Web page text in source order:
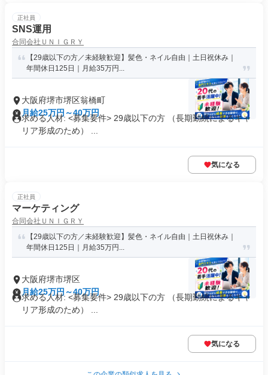
正社員
SNS運用
合同会社ＵＮＩＧＲＹ
【29歳以下の方／未経験歓迎】髪色・ネイル自由｜土日祝休み｜
年間休日125日｜月給35万円...
大阪府堺市堺区翁橋町
月給25万円～40万円
求める人材: <募集要件> 29歳以下の方 （長期勤続によるキャ
リア形成のため） ...
気になる
正社員
マーケティング
合同会社ＵＮＩＧＲＹ
【29歳以下の方／未経験歓迎】髪色・ネイル自由｜土日祝休み｜
年間休日125日｜月給35万円...
大阪府堺市堺区
月給25万円～40万円
求める人材: <募集要件> 29歳以下の方 （長期勤続によるキャ
リア形成のため） ...
気になる